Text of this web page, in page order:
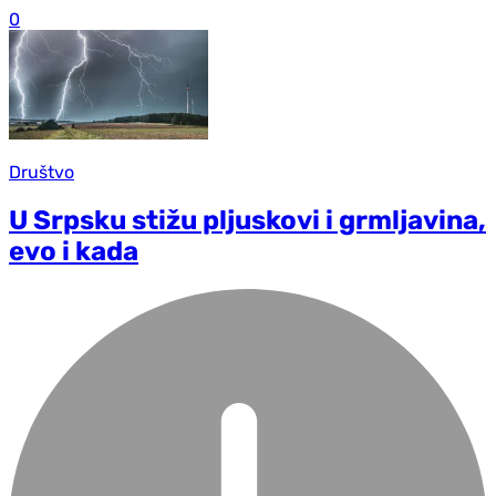
0
Društvo
U Srpsku stižu pljuskovi i grmljavina,
evo i kada